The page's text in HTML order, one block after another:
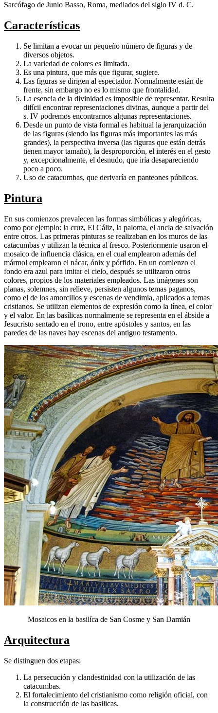
Sarcófago de Junio Basso, Roma, mediados del siglo IV d. C.
Características
Se limitan a evocar un pequeño número de figuras y de
diversos objetos.
La variedad de colores es limitada.
Es una pintura, que más que figurar, sugiere.
Las figuras se dirigen al espectador. Normalmente están de
frente, sin embargo no es lo mismo que frontalidad.
La esencia de la divinidad es imposible de representar. Resulta
difícil encontrar representaciones divinas, aunque a partir del
s. IV podremos encontrarnos algunas representaciones.
Desde un punto de vista formal es habitual la jerarquización
de las figuras (siendo las figuras más importantes las más
grandes), la perspectiva inversa (las figuras que están detrás
tienen mayor tamaño), la desproporción, el interés en el gesto
y, excepcionalmente, el desnudo, que iría desapareciendo
poco a poco.
Uso de catacumbas, que derivaría en panteones públicos.
Pintura
En sus comienzos prevalecen las formas simbólicas y alegóricas,
como por ejemplo: la cruz, El Cáliz, la paloma, el ancla de salvación
entre otros. Las primeras pinturas se realizaban en los muros de las
catacumbas y utilizan la técnica al fresco. Posteriormente usaron el
mosaico de influencia clásica, en el cual emplearon además del
mármol emplearon el nácar, ónix y pórfido. En un comienzo el
fondo era azul para imitar el cielo, después se utilizaron otros
colores, propios de los materiales empleados. Las imágenes son
planas, solemnes, sin relieve, persisten algunos temas paganos,
como el de los amorcillos y escenas de vendimia, aplicados a temas
cristianos. Se utilizan elementos de expresión como la línea, el color
y el valor. En las basílicas normalmente se representa en el ábside a
Jesucristo sentado en el trono, entre apóstoles y santos, en las
paredes de las naves hay escenas del antiguo testamento.
Mosaicos en la basilíca de San Cosme y San Damián
Arquitectura
Se distinguen dos etapas:
La persecución y clandestinidad con la utilización de las
catacumbas.
El fortalecimiento del cristianismo como religión oficial, con
la construcción de las basilicas.